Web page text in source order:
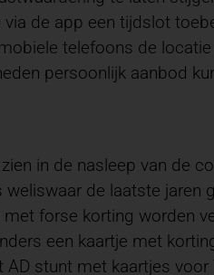
de app een tijdslot
telefoons de
persoonlijk aanbod
in de nasleep van de
weliswaar de laatste
forse korting worden
een kaartje met
stunt met kaartjes